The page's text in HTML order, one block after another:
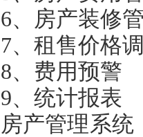
6、 房产装修
7、 租售价格
8、 费用预警
9、 统计报表
房产管理系统